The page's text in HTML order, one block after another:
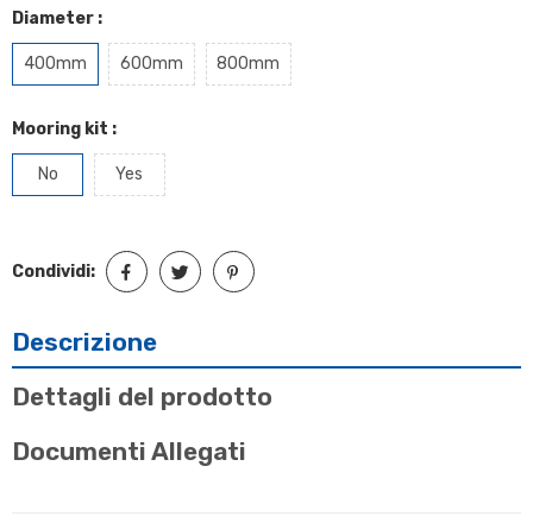
Diameter :
400mm 600mm 800mm
Mooring kit :
No Yes
Condividi:
Descrizione
Dettagli del prodotto
Documenti Allegati